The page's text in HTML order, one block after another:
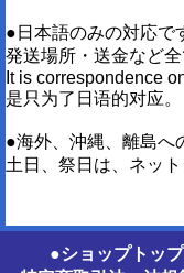
●日本語のみの対応
発送場所・送金など
It is
是只为了日语的对应。
●海外、沖縄、離島へ
土日、祭日は、ネッ
●ショップトッ